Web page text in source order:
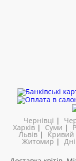
Чернівці |
Харків | Суми |
Львів| Кривий
Житомир |